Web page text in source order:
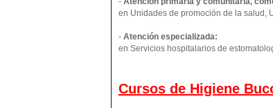
en Unidades de promoción de la salud,
- Atención especializada:
en Servicios hospitalarios de
Cursos de Higiene